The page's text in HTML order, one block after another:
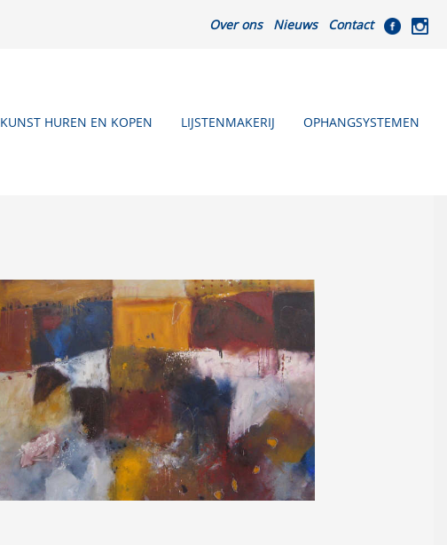
Over ons Nieuws Contact
KUNST HUREN EN KOPEN LIJSTENMAKERIJ OPHANGSYSTEMEN